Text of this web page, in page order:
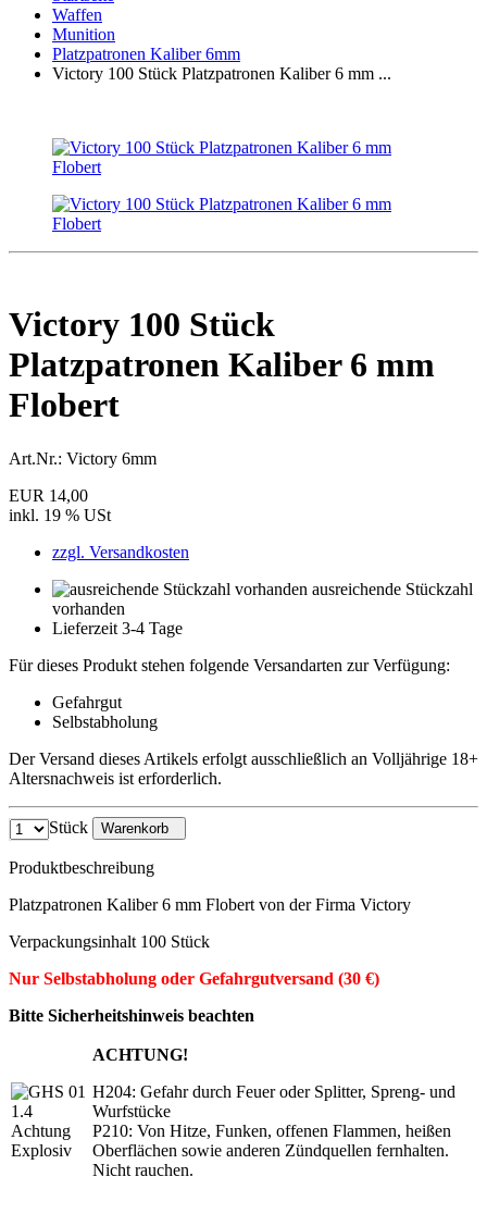
Waffen
Munition
Platzpatronen Kaliber 6mm
Victory 100 Stück Platzpatronen Kaliber 6 mm ...
Victory 100 Stück
Platzpatronen Kaliber 6 mm
Flobert
Art.Nr.: Victory 6mm
EUR 14,00
inkl. 19 % USt
zzgl. Versandkosten
ausreichende Stückzahl
vorhanden
Lieferzeit 3-4 Tage
Für dieses Produkt stehen folgende Versandarten zur Verfügung:
Gefahrgut
Selbstabholung
Der Versand dieses Artikels erfolgt ausschließlich an Volljährige 18+
Altersnachweis ist erforderlich.
Stück Warenkorb
Produktbeschreibung
Platzpatronen Kaliber 6 mm Flobert von der Firma Victory
Verpackungsinhalt 100 Stück
Nur Selbstabholung oder Gefahrgutversand (30 €)
Bitte Sicherheitshinweis beachten
ACHTUNG!
H204: Gefahr durch Feuer oder Splitter, Spreng- und
Wurfstücke
P210: Von Hitze, Funken, offenen Flammen, heißen
Oberflächen sowie anderen Zündquellen fernhalten.
Nicht rauchen.